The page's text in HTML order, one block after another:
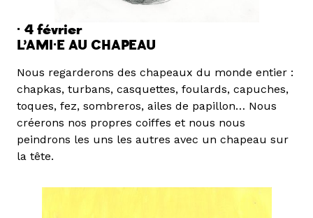
· 4 février
L’AMI·E AU CHAPEAU
Nous regarderons des chapeaux du monde entier :
chapkas, turbans, casquettes, foulards, capuches,
toques, fez, sombreros, ailes de papillon… Nous
créerons nos propres coiffes et nous nous
peindrons les uns les autres avec un chapeau sur
la tête.